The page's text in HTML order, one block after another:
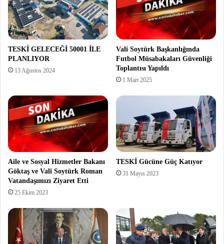
TESKİ GELECEĞİ 50001 İLE
PLANLIYOR
13 Ağustos 2024
Vali Soytürk Başkanlığında
Futbol Müsabakaları Güvenliği
Toplantısı Yapıldı
1 Mart 2025
Aile ve Sosyal Hizmetler Bakanı
Göktaş ve Vali Soytürk Roman
Vatandaşımızı Ziyaret Etti
25 Ekim 2023
TESKİ Gücüne Güç Katıyor
31 Mayıs 2023